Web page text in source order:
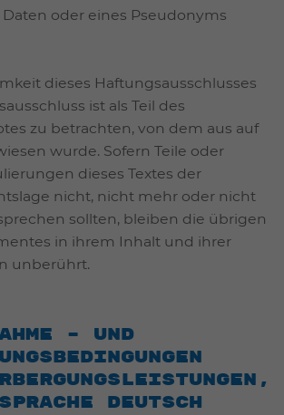
oder eines Pseudonyms
dieses Haftungsausschlusses
ist als Teil des
zu betrachten, von dem aus auf
wurde. Sofern Teile oder
dieses Textes der
nicht, nicht mehr oder nicht
sollten, bleiben die übrigen
in ihrem Inhalt und ihrer
unberührt.
– und
Deutsch